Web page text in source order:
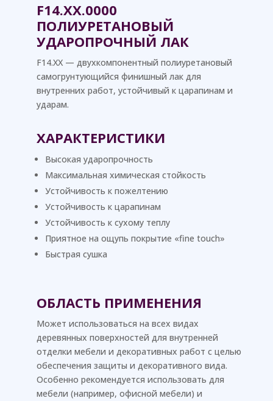
F14.XX.0000
ПОЛИУРЕТАНОВЫЙ
УДАРОПРОЧНЫЙ ЛАК
F14.XX — двухкомпонентный полиуретановый
самогрунтующийся финишный лак для
внутренних работ, устойчивый к царапинам и
ударам.
ХАРАКТЕРИСТИКИ
Высокая ударопрочность
Максимальная химическая стойкость
Устойчивость к пожелтению
Устойчивость к царапинам
Устойчивость к сухому теплу
Приятное на ощупь покрытие «fine touch»
Быстрая сушка
ОБЛАСТЬ ПРИМЕНЕНИЯ
Может использоваться на всех видах
деревянных поверхностей для внутренней
отделки мебели и декоративных работ с целью
обеспечения защиты и декоративного вида.
Особенно рекомендуется использовать для
мебели (например, офисной мебели) и